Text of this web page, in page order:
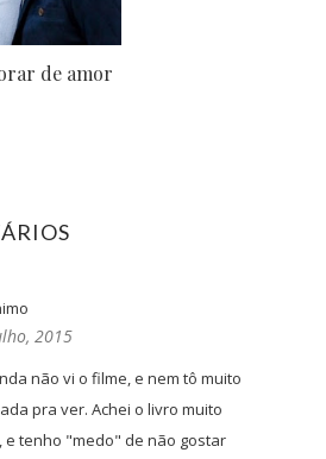
de amor
2015
não vi o filme, e nem tô muito
pra ver. Achei o livro muito
e tenho "medo" de não gostar